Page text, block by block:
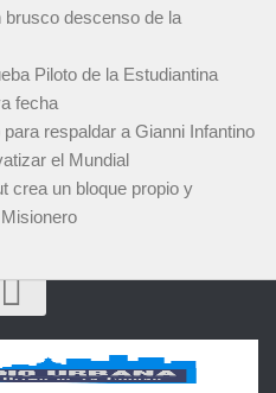
brusco descenso de la
Piloto de la Estudiantina
fecha
respaldar a Gianni Infantino
el Mundial
crea un bloque propio y